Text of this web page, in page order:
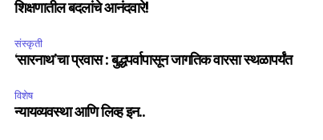
Privacy Policy
शिक्षणातील बदलांचे आनंदवारे!
संस्कृती
‘सारनाथ’चा प्रवास : बुद्धपर्वापासून जागतिक वारसा स्थळापर्यंत
विशेष
न्यायव्यवस्था आणि लिव्ह इन..